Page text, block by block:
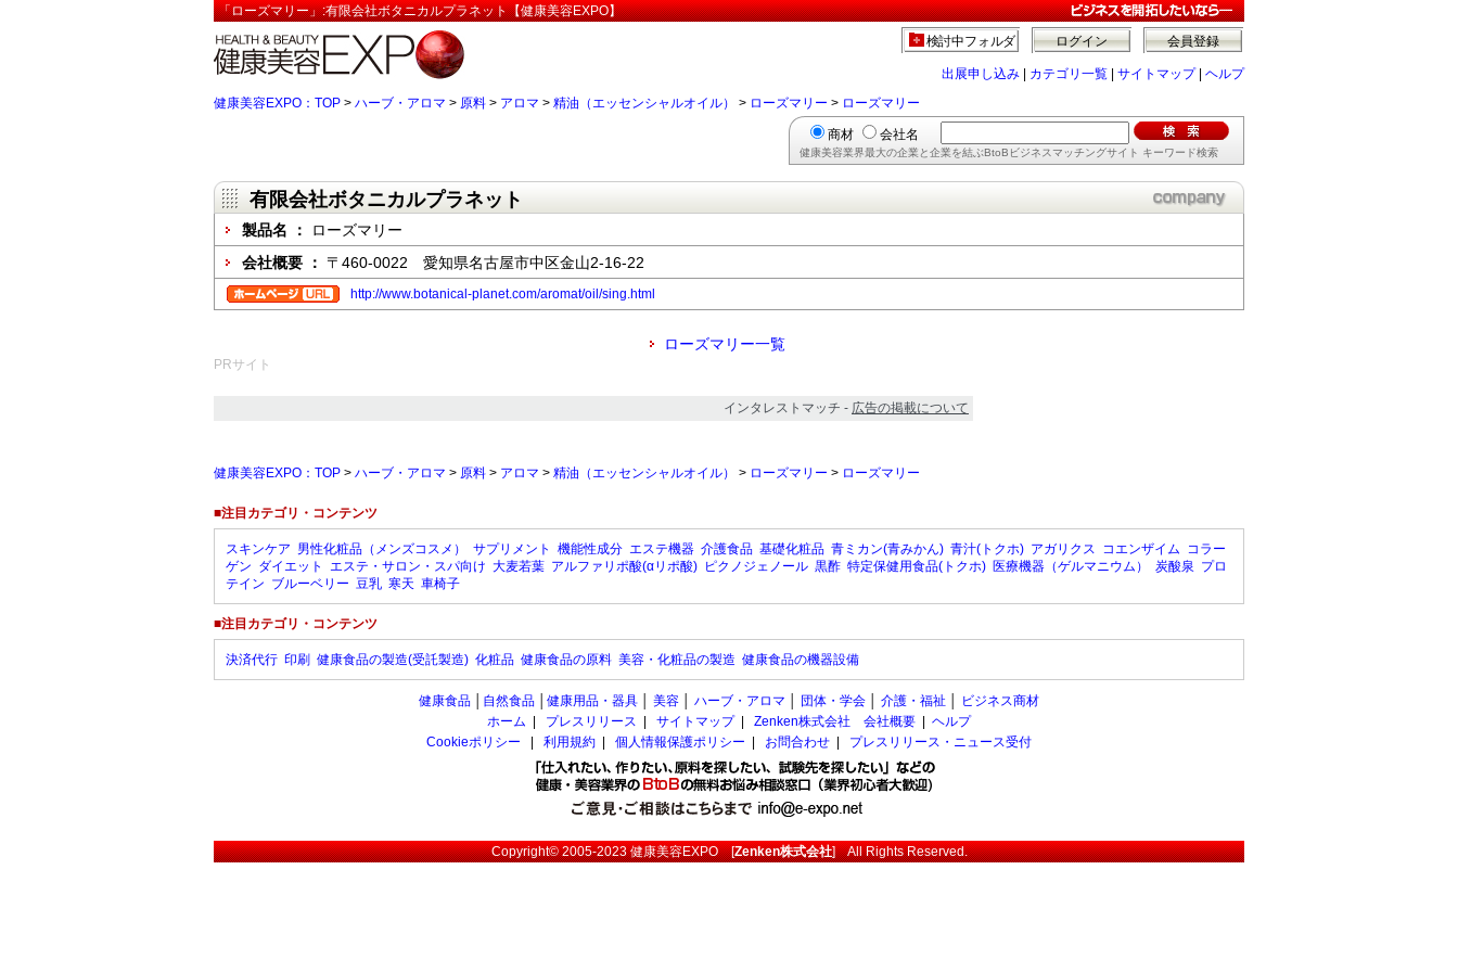
「ローズマリー」:有限会社ボタニカルプラネット【健康美容EXPO】
会員登録
ログイン
検討中フォルダ
出展申し込み カテゴリ一覧 サイトマップ| ヘルプ
健康美容EXPO：TOP > ハーブ・アロマ > 原料 > アロマ > 精油（エッセンシャルオイル） > ローズマリー > ローズマリー
商材 会社名
健康美容業界最大の企業と企業を結ぶBtoBビジネスマッチングサイト キーワード検索
有限会社ボタニカルプラネット
製品名 ：
ローズマリー
会社概要 ： 〒460-0022 愛知県名古屋市中区金山2-16-22
http://www.botanical-planet.com/aromat/oil/sing.html
ローズマリー一覧
PRサイト
インタレストマッチ - 広告の掲載について
健康美容EXPO：TOP > ハーブ・アロマ > 原料 > アロマ > 精油（エッセンシャルオイル） > ローズマリー > ローズマリー
■注目カテゴリ・コンテンツ
スキンケア 男性化粧品（メンズコスメ） サプリメント 機能性成分 エステ機器 介護食品 基礎化粧品 青ミカン(青みかん) 青汁(トクホ) アガリクス コエンザイム コラー
ゲン ダイエット エステ・サロン・スパ向け 大麦若葉 アルファリポ酸(αリポ酸) ピクノジェノール 黒酢 特定保健用食品(トクホ) 医療機器（ゲルマニウム） 炭酸泉 プロ
テイン ブルーベリー 豆乳 寒天 車椅子
■注目カテゴリ・コンテンツ
決済代行 印刷 健康食品の製造(受託製造) 化粧品 健康食品の原料 美容・化粧品の製造 健康食品の機器設備
健康食品 自然食品 健康用品・器具 美容 ハーブ・アロマ 団体・学会 介護・福祉
ビジネス商材
ホーム
プレスリリース サイトマップ| Zenken株式会社 会社概要
ヘルプ
Cookieポリシー
利用規約 個人情報保護ポリシー お問合わせ プレスリリース・ニュース受付
Copyright© 2005-2023健康美容EXPO[Zenken株式会社] All Rights Reserved.